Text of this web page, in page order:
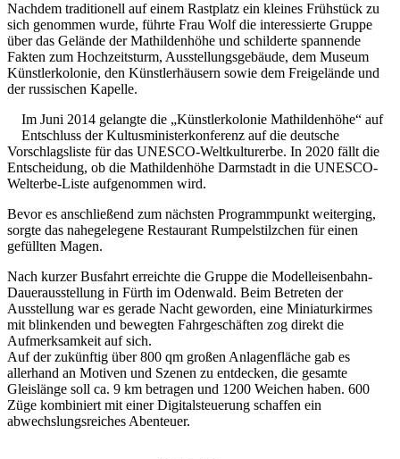
Nachdem traditionell auf einem Rastplatz ein kleines Frühstück zu
sich genommen wurde, führte Frau Wolf die interessierte Gruppe
über das Gelände der Mathildenhöhe und schilderte spannende
Fakten zum Hochzeitsturm, Ausstellungsgebäude, dem Museum
Künstlerkolonie, den Künstlerhäusern sowie dem Freigelände und
der russischen Kapelle.
Im Juni 2014 gelangte die „Künstlerkolonie Mathildenhöhe“ auf
Entschluss der Kultusministerkonferenz auf die deutsche
Vorschlagsliste für das UNESCO-Weltkulturerbe. In 2020 fällt die
Entscheidung, ob die Mathildenhöhe Darmstadt in die UNESCO-
Welterbe-Liste aufgenommen wird.
Bevor es anschließend zum nächsten Programmpunkt weiterging,
sorgte das nahegelegene Restaurant Rumpelstilzchen für einen
gefüllten Magen.
Nach kurzer Busfahrt erreichte die Gruppe die Modelleisenbahn-
Dauerausstellung in Fürth im Odenwald. Beim Betreten der
Ausstellung war es gerade Nacht geworden, eine Miniaturkirmes
mit blinkenden und bewegten Fahrgeschäften zog direkt die
Aufmerksamkeit auf sich.
Auf der zukünftig über 800 qm großen Anlagenfläche gab es
allerhand an Motiven und Szenen zu entdecken, die gesamte
Gleislänge soll ca. 9 km betragen und 1200 Weichen haben. 600
Züge kombiniert mit einer Digitalsteuerung schaffen ein
abwechslungsreiches Abenteuer.